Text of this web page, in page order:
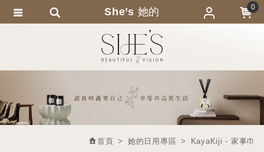
首頁 她的日用專區 KayaKiji - 家事巾
She’s 她的 0
會員登入
會員註冊
訂單查詢
追蹤清單
繁體中文